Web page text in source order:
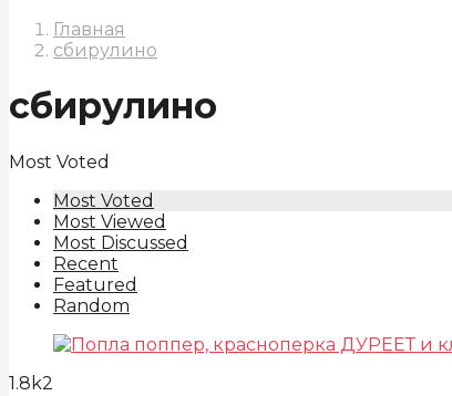
Главная
сбирулино
сбирулино
Most Voted
Most Voted
Most Viewed
Most Discussed
Recent
Featured
Random
1.8k2